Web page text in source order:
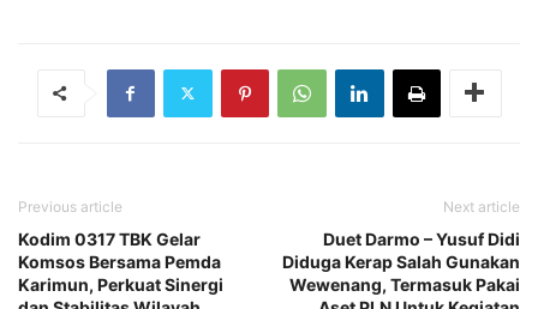
Previous article
Kodim 0317 TBK Gelar
Komsos Bersama Pemda
Karimun, Perkuat Sinergi
Next article
Duet Darmo – Yusuf Didi
Diduga Kerap Salah Gunakan
Wewenang, Termasuk Pakai